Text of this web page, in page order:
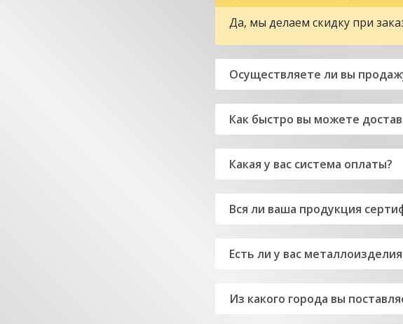
Да, мы делаем скидку при
Осуществляете ли вы
Как быстро вы можете
Какая у вас система оплаты?
Вся ли ваша продукция
Есть ли у вас
Из какого города вы